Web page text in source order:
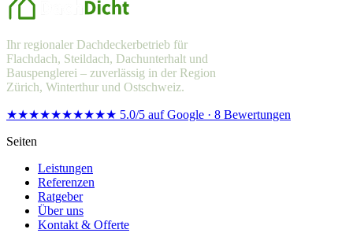
Ihr regionaler Dachdeckerbetrieb für
Flachdach, Steildach, Dachunterhalt und
Bauspenglerei – zuverlässig in der Region
Zürich, Winterthur und Ostschweiz.
★★★★★★★★★★ 5.0/5 auf Google · 8 Bewertungen
Seiten
Leistungen
Referenzen
Ratgeber
Über uns
Kontakt & Offerte